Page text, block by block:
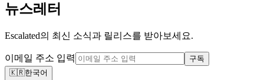
뉴스레터
Escalated의 최신 소식과 릴리스를 받아보세요.
이메일 주소 입력
구독
🇰🇷한국어